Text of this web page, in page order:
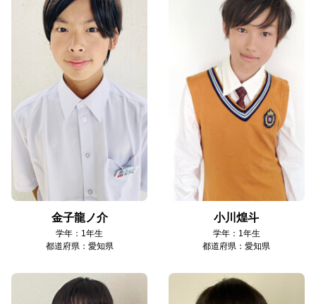
金子龍ノ介
学年：1年生
都道府県：愛知県
小川煌斗
学年：1年生
都道府県：愛知県